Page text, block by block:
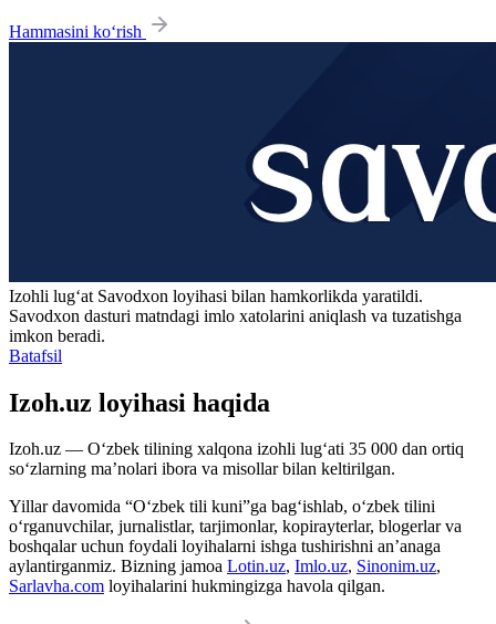
Hammasini ko‘rish
Izohli lugʻat Savodxon loyihasi bilan hamkorlikda yaratildi.
Savodxon dasturi matndagi imlo xatolarini aniqlash va tuzatishga
imkon beradi.
Batafsil
Izoh.uz loyihasi haqida
Izoh.uz — O‘zbek tilining xalqona izohli lug‘ati 35 000 dan ortiq
so‘zlarning ma’nolari ibora va misollar bilan keltirilgan.
Yillar davomida “O‘zbek tili kuni”ga bag‘ishlab, o‘zbek tilini
o‘rganuvchilar, jurnalistlar, tarjimonlar, kopirayterlar, blogerlar va
boshqalar uchun foydali loyihalarni ishga tushirishni an’anaga
aylantirganmiz. Bizning jamoa Lotin.uz, Imlo.uz, Sinonim.uz,
Sarlavha.com loyihalarini hukmingizga havola qilgan.